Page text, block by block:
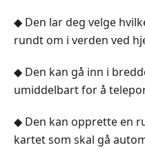
◆ Den lar deg velge
rundt om i verden ved
◆ Den kan gå inn i
umiddelbart for å
◆ Den kan opprette en
kartet som skal gå